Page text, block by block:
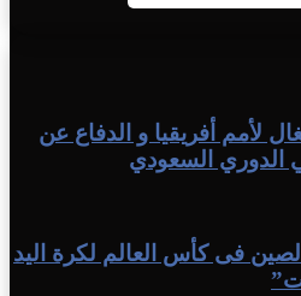
لأمم أفريقيا و الدفاع عن
الدوري السعودي
فى كأس العالم لكرة اليد